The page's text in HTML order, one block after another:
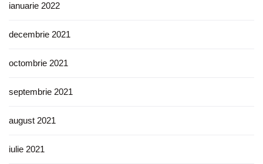
ianuarie 2022
decembrie 2021
octombrie 2021
septembrie 2021
august 2021
iulie 2021